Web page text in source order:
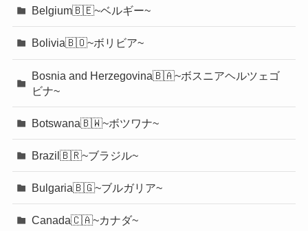
Belgium🇧🇪~ベルギー~
Bolivia🇧🇴~ボリビア~
Bosnia and Herzegovina🇧🇦~ボスニアヘルツェゴ
ビナ~
Botswana🇧🇼~ボツワナ~
Brazil🇧🇷~ブラジル~
Bulgaria🇧🇬~ブルガリア~
Canada🇨🇦~カナダ~